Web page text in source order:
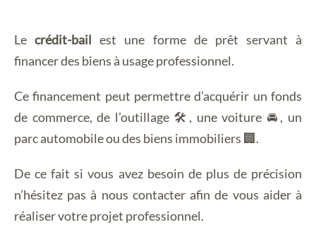
Lecrédit-bail est une forme de prêt servant à
financer des biens à usage professionnel.
Ce financement peut permettre d’acquérir un fonds
de commerce, de l’outillage 🛠, une voiture 🚘, un
parc automobile ou des biens immobiliers 🏢.
De ce fait si vous avez besoin de plus de précision
n’hésitez pas à nous contacter afin de vous aider à
réaliser votre projet professionnel.